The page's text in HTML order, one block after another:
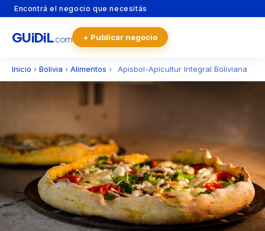
Encontrá el negocio que necesitás
GUiDiL.com + Publicar negocio
Inicio › Bolivia › Alimentos › Apisbol-Apicultur Integral Boliviana